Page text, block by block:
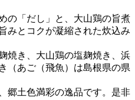
の「だし」と、大山鶏の旨煮
みとコクが凝縮された炊込み
焼き、大山鶏の塩麹焼き、浜
（あご（飛魚）は島根県の県
郷土色満彩の逸品です。是非